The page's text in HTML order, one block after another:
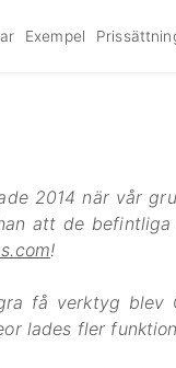
Exempel
2014 när vår
att de
!
få verktyg blev
lades fler